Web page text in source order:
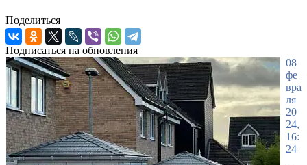
Поделиться
Подписаться на обновления
08
фе
вра
ля
20
24,
16:
24